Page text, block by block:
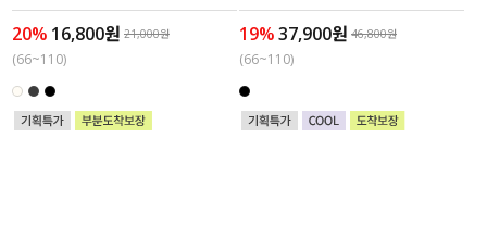
20% 16,800원 21,000원
(66~110)
19%37,900원 46,800원
(66~110)